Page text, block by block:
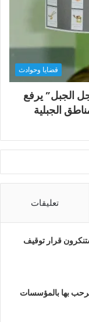
قضايا وحوادث
من أجل الجبل” يرفع
الجبلية
تعليقات
قرار توقيف
بها بالمؤسسات